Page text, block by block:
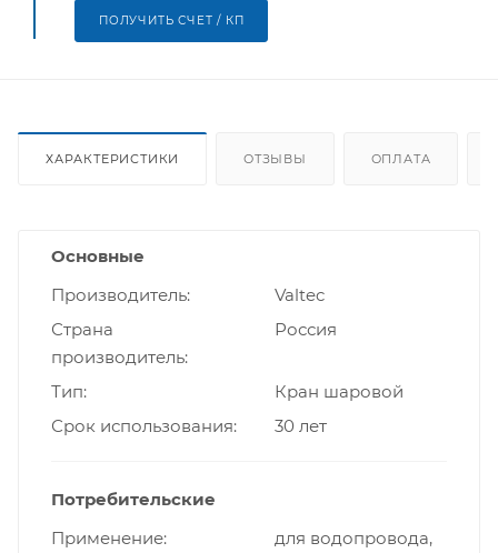
ПОЛУЧИТЬ СЧЕТ / КП
ХАРАКТЕРИСТИКИ ОТЗЫВЫ ОПЛАТА
Основные
Производитель
Valtec
Страна
производитель
Россия
Тип
Кран шаровой
Срок использования
30 лет
Потребительские
Применение
для водопровода,